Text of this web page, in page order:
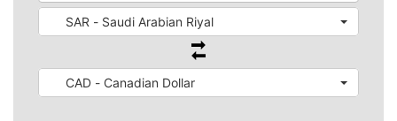
SAR - Saudi Arabian Riyal
CAD - Canadian Dollar